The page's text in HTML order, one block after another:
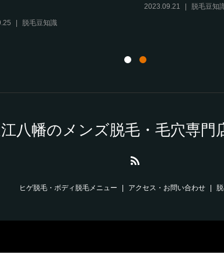
脱毛豆知識
2023.09.21 脱毛豆知
八幡のメンズ脱毛・毛穴専門
ヒゲ脱毛・ボディ脱毛メニュー アクセス・お問い合わせ